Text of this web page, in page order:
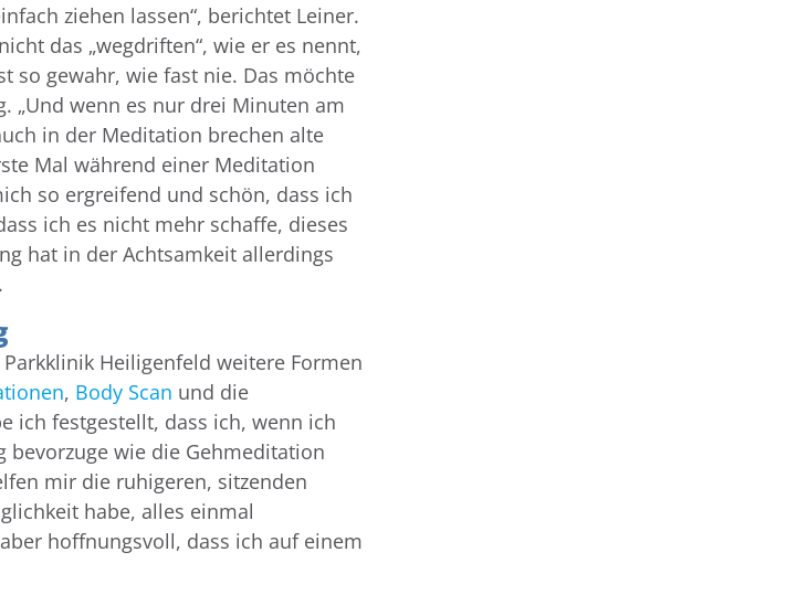
ziehen lassen“, berichtet Leiner.
das „wegdriften“, wie er es nennt,
so gewahr, wie fast nie. Das möchte
„Und wenn es nur drei Minuten am
in der Meditation brechen alte
Mal während einer Meditation
so ergreifend und schön, dass ich
ich es nicht mehr schaffe, dieses
hat in der Achtsamkeit allerdings
Heiligenfeld weitere Formen
, Body Scan und die
ich festgestellt, dass ich, wenn ich
wie die Gehmeditation
mir die ruhigeren, sitzenden
habe, alles einmal
hoffnungsvoll, dass ich auf einem